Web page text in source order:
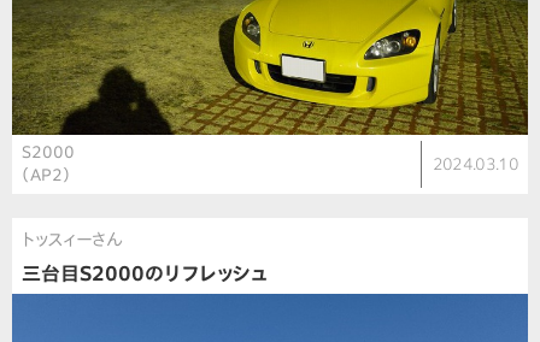
S2000
（AP2）
2024.03.10
トッスィーさん
三台目S2000のリフレッシュ